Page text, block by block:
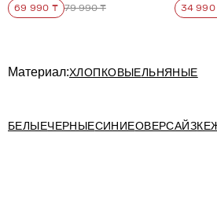
69 990 ₸ 79 990 ₸ 34 990
Материал:ХЛОПКОВЫЕЛЬНЯНЫЕ
БЕЛЫЕЧЕРНЫЕСИНИЕОВЕРСАЙЗ